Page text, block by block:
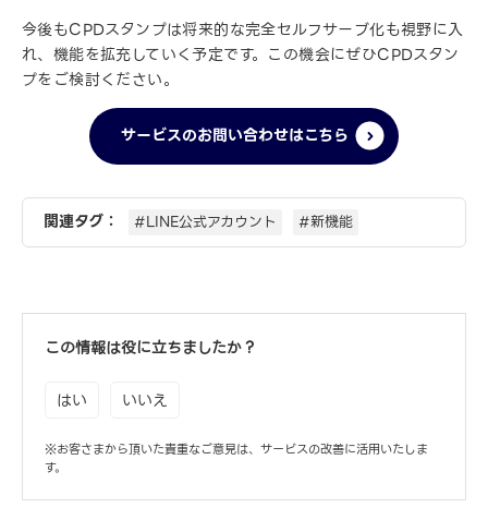
今後もCPDスタンプは将来的な完全セルフサーブ化も視野に入
れ、機能を拡充していく予定です。この機会にぜひCPDスタン
プをご検討ください。
サービスのお問い合わせはこちら
関連タグ： #LINE公式アカウント #新機能
この情報は役に立ちましたか？
はい いいえ
※お客さまから頂いた貴重なご意見は、サービスの改善に活用いたしま
す。